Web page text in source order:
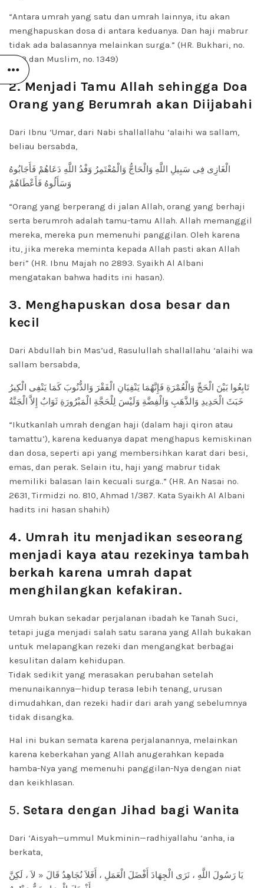
“Antara umrah yang satu dan umrah lainnya, itu akan
menghapuskan dosa di antara keduanya. Dan haji mabrur
tidak ada balasannya melainkan surga.” (HR. Bukhari, no.
1773 dan Muslim, no. 1349)
2. Menjadi Tamu Allah sehingga Doa
Orang yang Berumrah akan Diijabahi
Dari Ibnu ‘Umar, dari Nabi shallallahu ‘alaihi wa sallam,
beliau bersabda,
الْغَازِى فِى سَبِيلِ اللَّهِ وَالْحَاجُّ وَالْمُعْتَمِرُ وَفْدُ اللَّهِ دَعَاهُمْ فَأَجَابُوهُ
وَسَأَلُوهُ فَأَعْطَاهُمْ
“Orang yang berperang di jalan Allah, orang yang berhaji
serta berumroh adalah tamu-tamu Allah. Allah memanggil
mereka, mereka pun memenuhi panggilan. Oleh karena
itu, jika mereka meminta kepada Allah pasti akan Allah
beri” (HR. Ibnu Majah no 2893. Syaikh Al Albani
mengatakan bahwa hadits ini hasan).
3. Menghapuskan dosa besar dan
kecil
Dari Abdullah bin Mas’ud, Rasulullah shallallahu ‘alaihi wa
sallam bersabda,
تَابِعُوا بَيْنَ الْحَجِّ وَالْعُمْرَةِ فَإِنَّهُمَا يَنْفِيَانِ الْفَقْرَ وَالذُّنُوبَ كَمَا يَنْفِى الْكِيرُ
خَبَثَ الْحَدِيدِ وَالذَّهَبِ وَالْفِضَّةِ وَلَيْسَ لِلْحَجَّةِ الْمَبْرُورَةِ ثَوَابٌ إِلاَّ الْجَنَّةُ
“Ikutkanlah umrah dengan haji (dalam haji qiron atau
tamattu’), karena keduanya dapat menghapus kemiskinan
dan dosa, seperti api yang membersihkan karat dari besi,
emas, dan perak. Selain itu, haji yang mabrur tidak
memiliki balasan lain kecuali surga..” (HR. An Nasai no.
2631, Tirmidzi no. 810, Ahmad 1/387. Kata Syaikh Al Albani
hadits ini hasan shahih)
4. Umrah itu menjadikan seseorang
menjadi kaya atau rezekinya tambah
berkah karena umrah dapat
menghilangkan kefakiran.
Umrah bukan sekadar perjalanan ibadah ke Tanah Suci,
tetapi juga menjadi salah satu sarana yang Allah bukakan
untuk melapangkan rezeki dan mengangkat berbagai
kesulitan dalam kehidupan.
Tidak sedikit yang merasakan perubahan setelah
menunaikannya—hidup terasa lebih tenang, urusan
dimudahkan, dan rezeki hadir dari arah yang sebelumnya
tidak disangka.
Hal ini bukan semata karena perjalanannya, melainkan
karena keberkahan yang Allah anugerahkan kepada
hamba-Nya yang memenuhi panggilan-Nya dengan niat
dan keikhlasan.
5. Setara dengan Jihad bagi Wanita
Dari ‘Aisyah—ummul Mukminin—radhiyallahu ‘anha, ia
berkata,
يَا رَسُولَ اللَّهِ ، نَرَى الْجِهَادَ أَفْضَلَ الْعَمَلِ ، أَفَلاَ نُجَاهِدُ قَالَ « لاَ ، لَكِنَّ